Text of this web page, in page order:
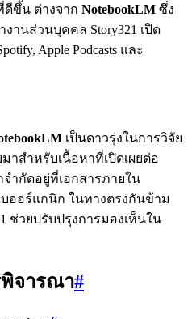
ดีขึ้น ต่างจาก NotebookLM ซึ่ง
านส่วนบุคคล Story321 เปิด
Apple Podcasts และ
เป็นดาวรุ่งในการวิจัย
าสำหรับเนื้อหาที่เปิดเผยต่อ
ำกัดอยู่ที่เอกสารภายใน
ออร์แกนิก ในทางตรงกันข้าม
ช่วยปรับปรุงการมองเห็นใน
จารณา#